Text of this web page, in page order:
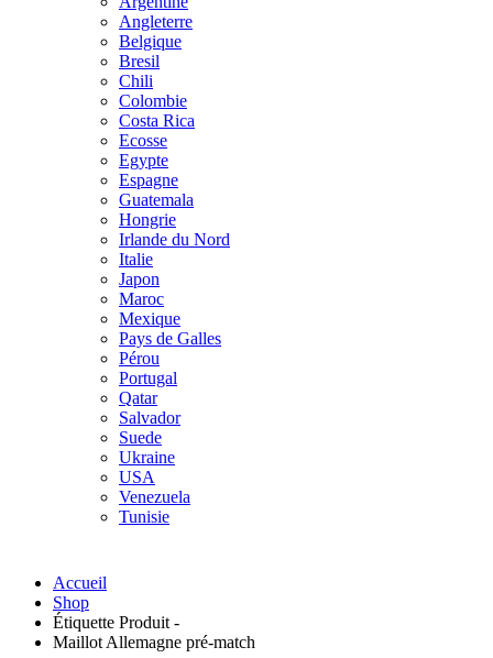
Angleterre
Belgique
Bresil
Chili
Colombie
Costa Rica
Ecosse
Egypte
Espagne
Guatemala
Hongrie
Irlande du Nord
Italie
Japon
Maroc
Mexique
Pays de Galles
Pérou
Portugal
Qatar
Salvador
Suede
Ukraine
USA
Venezuela
Tunisie
Accueil
Shop
Étiquette Produit -
Maillot Allemagne pré-match